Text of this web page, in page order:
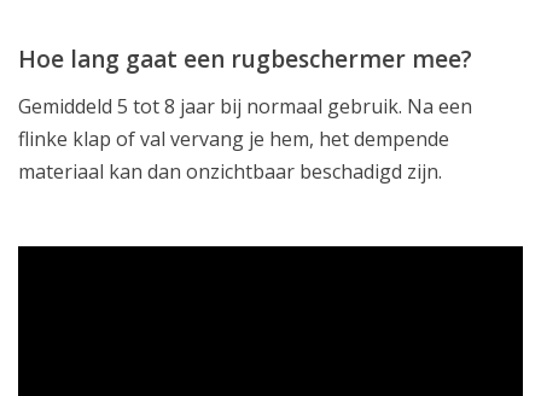
Hoe lang gaat een rugbeschermer mee?
Gemiddeld 5 tot 8 jaar bij normaal gebruik. Na een
flinke klap of val vervang je hem, het dempende
materiaal kan dan onzichtbaar beschadigd zijn.